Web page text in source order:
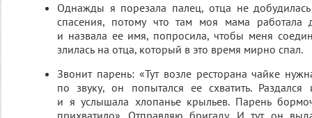
Однажды я порезала палец, отца не
спасения, потому что там моя мама работала
и назвала ее имя, попросила, чтобы меня
злилась на отца, который в это время мирно спал.
Звонит парень: «Тут возле ресторана чайке
по звуку, он попытался ее схватить.
и я услышала хлопанье крыльев. Парень
прихватило». Отправляю бригаду. И тут он